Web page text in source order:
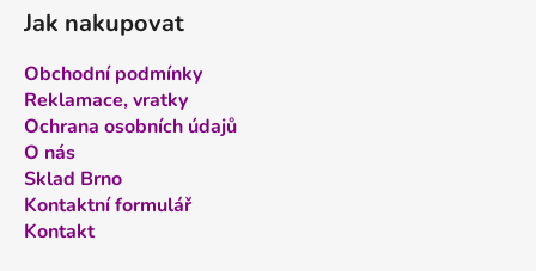
Jak nakupovat
Obchodní podmínky
Reklamace, vratky
Ochrana osobních údajů
O nás
Sklad Brno
Kontaktní formulář
Kontakt